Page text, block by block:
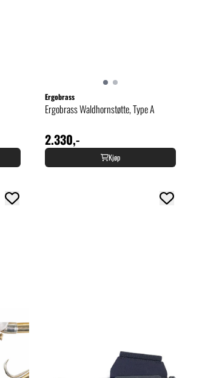
Ergobrass
Ergobrass Waldhornstøtte, Type A
2.330,-
Kjøp